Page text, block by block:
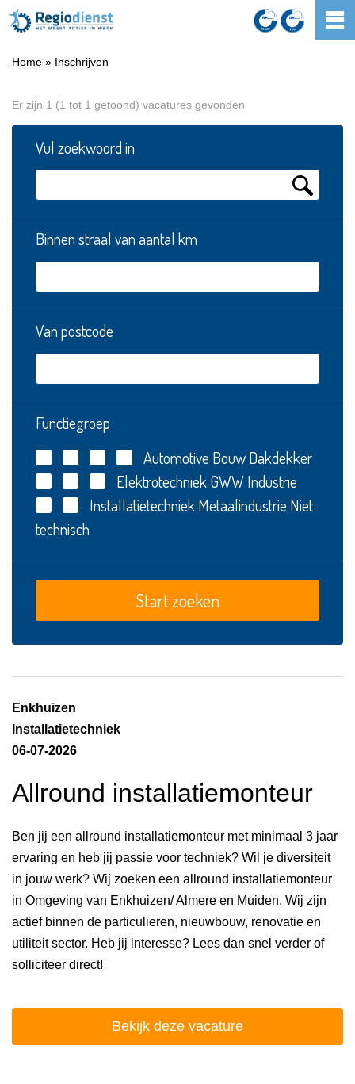
Home » Inschrijven
Er zijn 1 (1 tot 1 getoond) vacatures gevonden
Vul zoekwoord in
Binnen straal van aantal km
Van postcode
Functiegroep
Automotive BouwDakdekker
Elektrotechniek GWWIndustrie
Installatietechniek Metaalindustrie Niet
technisch
Enkhuizen
Installatietechniek
06-07-2026
Allround installatiemonteur
Ben jij een allround installatiemonteur met minimaal 3 jaar
ervaring en heb jij passie voor techniek? Wil je diversiteit
in jouw werk? Wij zoeken een allround installatiemonteur
in Omgeving van Enkhuizen/ Almere en Muiden. Wij zijn
actief binnen de particulieren, nieuwbouw, renovatie en
utiliteit sector. Heb jij interesse? Lees dan snel verder of
solliciteer direct!
Bekijk deze vacature